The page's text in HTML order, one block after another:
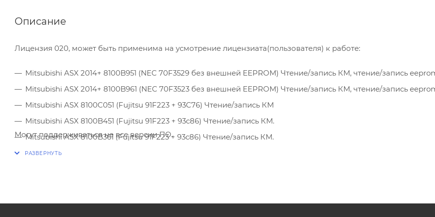
Описание
Лицензия 020, может быть применима на усмотрение лицензиата(пользователя) к работе:
Mitsubishi ASX 2014+ 8100B951 (NEC 70F3529 без внешней EEPROM) Чтение/запись КМ, чтение/запись
Mitsubishi ASX 2014+ 8100B961 (NEC 70F3523 без внешней EEPROM) Чтение/запись КМ, чтение/запись
Mitsubishi ASX 8100C051 (Fujitsu 91F223 + 93C76) Чтение/запись КМ
Mitsubishi ASX 8100B451 (Fujitsu 91F223 + 93c86) Чтение/запись КМ.
Mitsubishi ASX 8100B361 (Fujitsu 91F223 + 93c86) Чтение/запись КМ.
Mitsubishi ASX 8100B801 (Fujitsu 91F223 + 93c76) Чтение/запись КМ.
Могут поддерживаться не все версии ПО.